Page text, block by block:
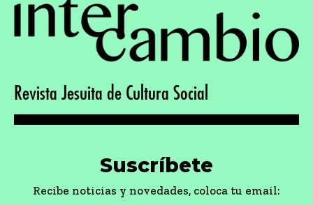
Revista Jesuita de Cultura Social
Suscríbete
Recibe noticias y novedades, coloca tu email: